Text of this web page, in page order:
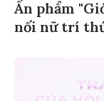
Ấn phẩm
nối nữ trí